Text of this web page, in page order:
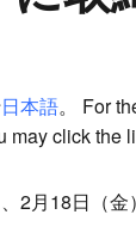
日本語。 For
may click the
2月18日（